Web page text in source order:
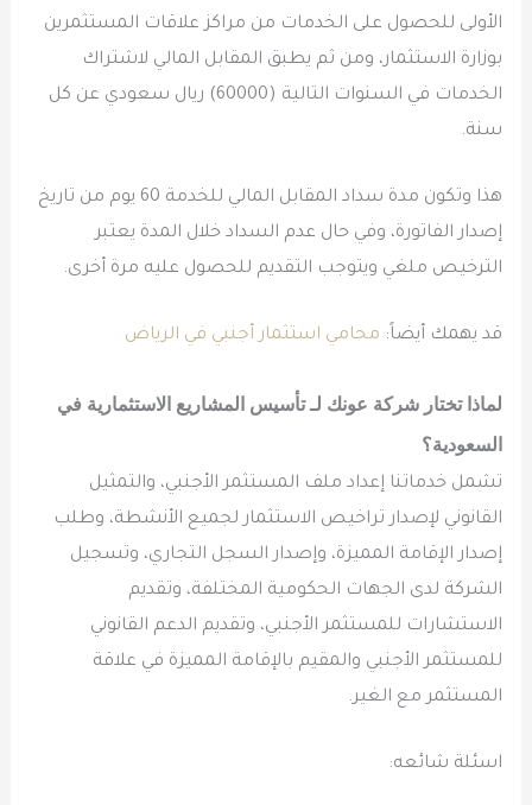
الأولى للحصول على الخدمات من مراكز علاقات المستثمرين
بوزارة الاستثمار، ومن ثم يطبق المقابل المالي لاشتراك
الخدمات في السنوات التالية (60000) ريال سعودي عن كل
سنة.
هذا وتكون مدة سداد المقابل المالي للخدمة 60 يوم من تاريخ
إصدار الفاتورة، وفي حال عدم السداد خلال المدة يعتبر
الترخيص ملغي ويتوجب التقديم للحصول عليه مرة أخرى.
قد يهمك أيضاً: محامي استثمار أجنبي في الرياض
لماذا تختار شركة عونك لـتأسيس المشاريع الاستثمارية في
السعودية؟
تشمل خدماتنا إعداد ملف المستثمر الأجنبي، والتمثيل
القانوني لإصدار تراخيص الاستثمار لجميع الأنشطة، وطلب
إصدار الإقامة المميزة، وإصدار السجل التجاري، وتسجيل
الشركة لدى الجهات الحكومية المختلفة، وتقديم
الاستشارات للمستثمر الأجنبي، وتقديم الدعم القانوني
للمستثمر الأجنبي والمقيم بالإقامة المميزة في علاقة
المستثمر مع الغير.
اسئلة شائعه: